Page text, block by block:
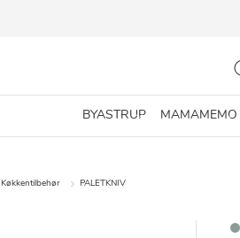
BYASTRUP MAMAMEMO
Køkkentilbehør PALETKNIV